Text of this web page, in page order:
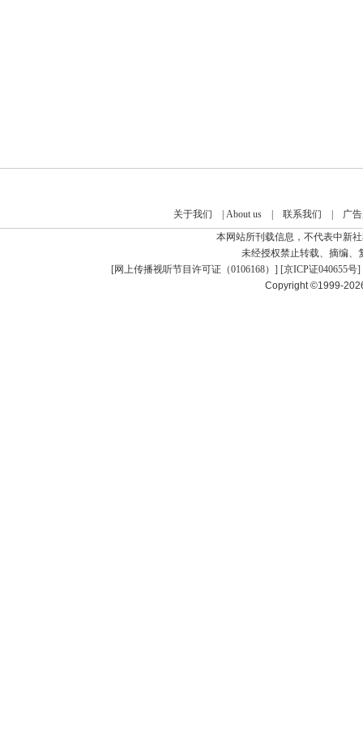
关于我们 About us| 联系我们
广
本网站所刊载信息，不代表中新
未经授权禁止转载、摘编、
[网上传播视听节目许可证（0106168） ] [京ICP证040655号]
Copyright ©1999-